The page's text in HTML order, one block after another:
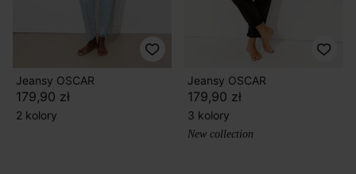
Jeansy OSCAR
179,90 zł
2 kolory
Jeansy OSCAR
179,90 zł
3 kolory
New collection